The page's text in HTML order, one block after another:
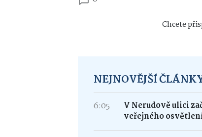
Chcete
NEJNOVĚJŠÍ
6:05
V Nerudově ulici
veřejného